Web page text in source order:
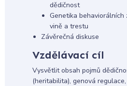
dědičnost
Genetika behaviorálních
vině a trestu
Závěrečná diskuse
Vzdělávací cíl
Vysvětlit obsah pojmů
(heritabilita), genová